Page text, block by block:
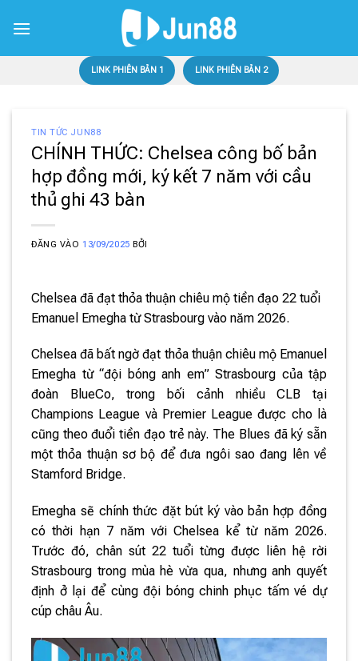
qua
LINK PHIÊN BẢN 1 LINK PHIÊN BẢN 2
TIN TỨC JUN88
CHÍNH THỨC: Chelsea công bố bản
hợp đồng mới, ký kết 7 năm với cầu
thủ ghi 43 bàn
ĐĂNG VÀO 13/09/2025 BỞI
Chelsea đã đạt thỏa thuận chiêu mộ tiền đạo 22 tuổi
Emanuel Emegha từ Strasbourg vào năm 2026.
Chelsea đã bất ngờ đạt thỏa thuận chiêu mộ Emanuel
Emegha từ “đội bóng anh em” Strasbourg của tập
đoàn BlueCo, trong bối cảnh nhiều CLB tại
Champions League và Premier League được cho là
cũng theo đuổi tiền đạo trẻ này. The Blues đã ký sẵn
một thỏa thuận sơ bộ để đưa ngôi sao đang lên về
Stamford Bridge.
Emegha sẽ chính thức đặt bút ký vào bản hợp đồng
có thời hạn 7 năm với Chelsea kể từ năm 2026.
Trước đó, chân sút 22 tuổi từng được liên hệ rời
Strasbourg trong mùa hè vừa qua, nhưng anh quyết
định ở lại để cùng đội bóng chinh phục tấm vé dự
cúp châu Âu.